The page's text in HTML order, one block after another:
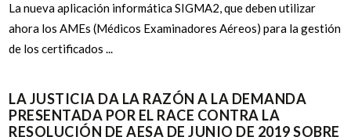
La nueva aplicación informática SIGMA2, que deben utilizar
ahora los AMEs (Médicos Examinadores Aéreos) para la gestión
de los certificados ...
LA JUSTICIA DA LA RAZÓN A LA DEMANDA
PRESENTADA POR EL RACE CONTRA LA
RESOLUCIÓN DE AESA DE JUNIO DE 2019 SOBRE